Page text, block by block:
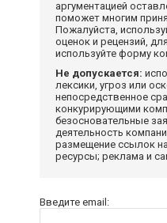
аргументацией
поможет многим
Пожалуйста,
оценок и рецензий,
используйте форму
Не допускается:
лексики, угроз или
непосредственное
конкурирующими
безосновательные
деятельность
размещение ссылок
ресурсы; реклама и
Введите email: